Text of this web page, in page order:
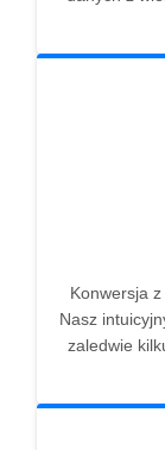
Konwersja
Nasz
zaledwie